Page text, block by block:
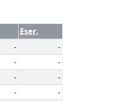
Eser.
-
-
-
-
-
-
-
-